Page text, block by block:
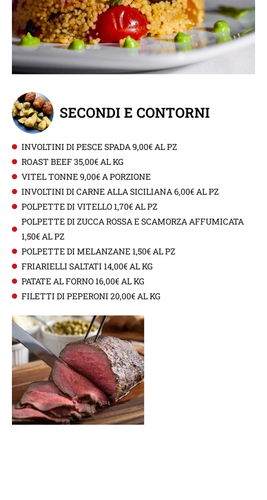
SECONDI E CONTORNI
INVOLTINI DI PESCE SPADA 9,00€ AL PZ
ROAST BEEF 35,00€ AL KG
VITEL TONNE 9,00€ A PORZIONE
INVOLTINI DI CARNE ALLA SICILIANA 6,00€ AL PZ
POLPETTE DI VITELLO 1,70€ AL PZ
POLPETTE DI ZUCCA ROSSA E SCAMORZA AFFUMICATA
1,50€ AL PZ
POLPETTE DI MELANZANE 1,50€ AL PZ
FRIARIELLI SALTATI 14,00€ AL KG
PATATE AL FORNO 16,00€ AL KG
FILETTI DI PEPERONI 20,00€ AL KG